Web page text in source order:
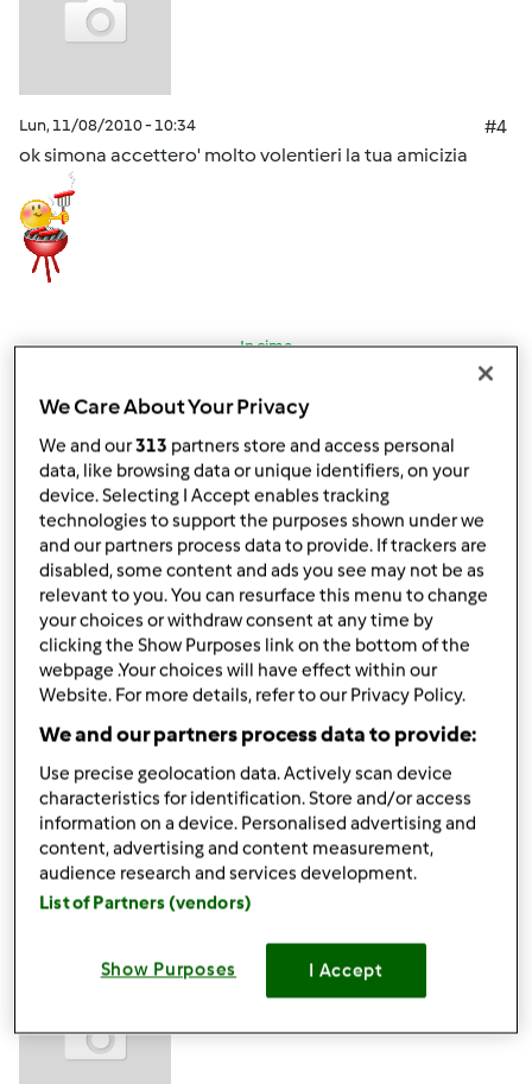
Lun, 11/08/2010 - 10:34
#4
ok simona accettero' molto volentieri la tua amicizia
In cima
Accedio registratiper poter commentare
wlapappa Iscritto : 18.02.2010
Lun, 11/08/2010 - 11:02
#5
ciao miky, ci sono anche io
Benvenuta
In cima
Accedio registratiper poter commentare
We Care About Your Privacy
We and our313 partners store and access personal
data, like browsing data or unique identifiers, on your
device. Selecting I Accept enables tracking
technologies to support the purposes shown under we
and our partners process data to provide. If trackers are
disabled, some content and ads you see may not be as
relevant to you. You can resurface this menu to change
your choices or withdraw consent at any time by
clicking the Show Purposes link on the bottom of the
webpage .Your choices will have effect within our
Website. For more details, refer to our Privacy Policy.
We and our partners process data to provide:
Use precise geolocation data. Actively scan device
characteristics for identification. Store and/or access
information on a device. Personalised advertising and
content, advertising and content measurement,
audience research and services development.
List of Partners (vendors)
Show Purposes I Accept